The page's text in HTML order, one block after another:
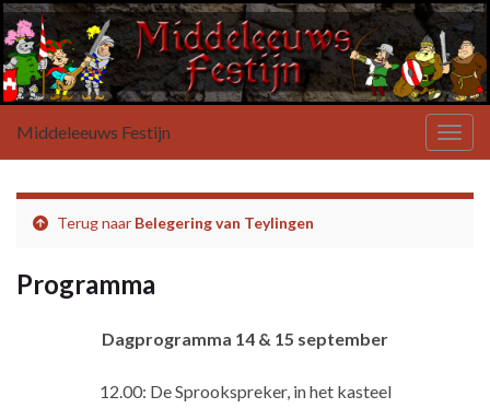
Middeleeuws Festijn
Terug naar Belegering van Teylingen
Programma
Dagprogramma 14 & 15 september
12.00: De Sprookspreker, in het kasteel